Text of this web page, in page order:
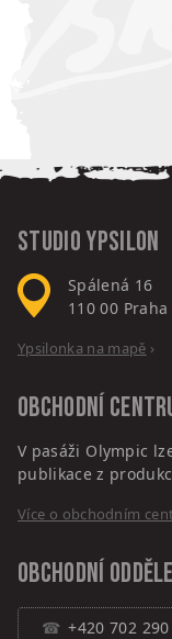
Studio Ypsilon
Spálená 16
110 00 Praha
Ypsilonka na mapě ›
Obchodní
V pasáži Olympic
publikace z
Více o obchodním
Obchodní
+420 702 290